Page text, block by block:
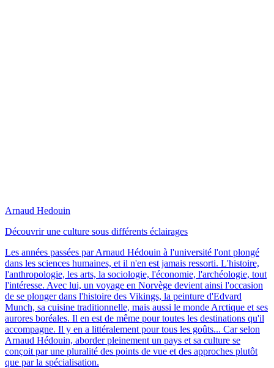
Arnaud Hedouin
Découvrir une culture sous différents éclairages
Les années passées par Arnaud Hédouin à l'université l'ont plongé
dans les sciences humaines, et il n'en est jamais ressorti. L'histoire,
l'anthropologie, les arts, la sociologie, l'économie, l'archéologie, tout
l'intéresse. Avec lui, un voyage en Norvège devient ainsi l'occasion
de se plonger dans l'histoire des Vikings, la peinture d'Edvard
Munch, sa cuisine traditionnelle, mais aussi le monde Arctique et ses
aurores boréales. Il en est de même pour toutes les destinations qu'il
accompagne. Il y en a littéralement pour tous les goûts... Car selon
Arnaud Hédouin, aborder pleinement un pays et sa culture se
conçoit par une pluralité des points de vue et des approches plutôt
que par la spécialisation.